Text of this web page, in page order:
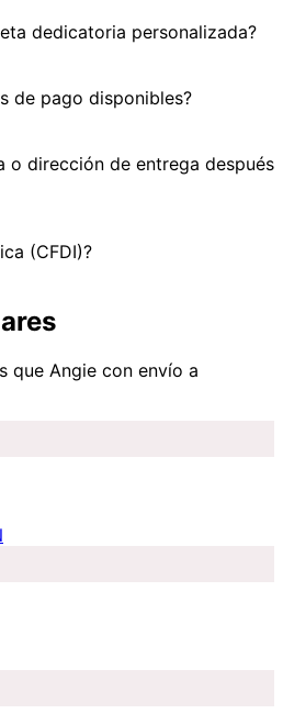
dedicatoria personalizada?
de pago disponibles?
o dirección de entrega después
(CFDI)?
que Angie con envío a